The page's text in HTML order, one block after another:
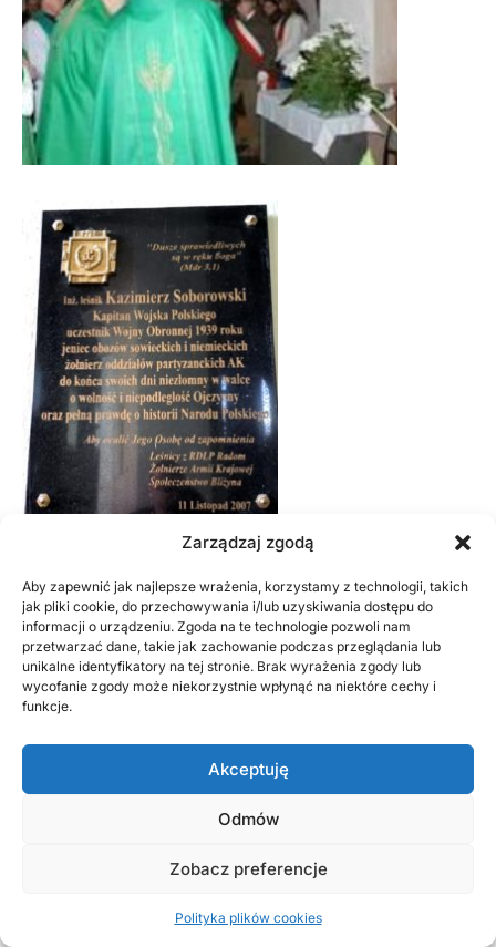
Zarządzaj zgodą
Aby zapewnić jak najlepsze wrażenia, korzystamy z technologii, takich
jak pliki cookie, do przechowywania i/lub uzyskiwania dostępu do
informacji o urządzeniu. Zgoda na te technologie pozwoli nam
przetwarzać dane, takie jak zachowanie podczas przeglądania lub
unikalne identyfikatory na tej stronie. Brak wyrażenia zgody lub
wycofanie zgody może niekorzystnie wpłynąć na niektóre cechy i
funkcje.
Akceptuję
Odmów
Zobacz preferencje
Polityka plików cookies
Uroczystość odsłonięcia i poświęcenia tablicy
pamiątkowej kpt. Kazimierza Soborowskiego
Stanisław Soborowskibył związany
z oddziałem kpt. „Marcina” w strukturach 27 pp AK
na terenie pow. włoszczowskiego; pełnił funkcje
we Włoszczowie w 1943 r. Po wojnie poślubił Hannę
Wendę i ukończył kurs dla leśniczych